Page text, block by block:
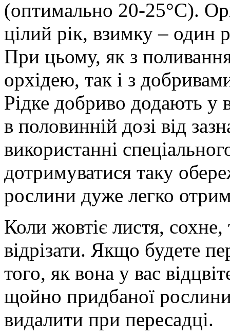
(оптимально 20-25°С).
цілий рік, взимку – один
При цьому, як з
орхідею, так і з
Рідке добриво додають у
в половинній дозі від
використанні
дотримуватися таку
рослини дуже легко
Коли жовтіє листя, сохне,
відрізати. Якщо будете
того, як вона у вас
щойно придбаної
видалити при пересадці.